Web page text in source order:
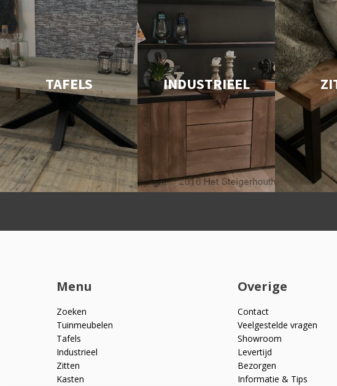
TAFELS INDUSTRIEEL
Menu
Zoeken
Tuinmeubelen
Tafels
Industrieel
Zitten
Kasten
Overige
Contact
Veelgestelde vragen
Showroom
Levertijd
Bezorgen
Informatie & Tips